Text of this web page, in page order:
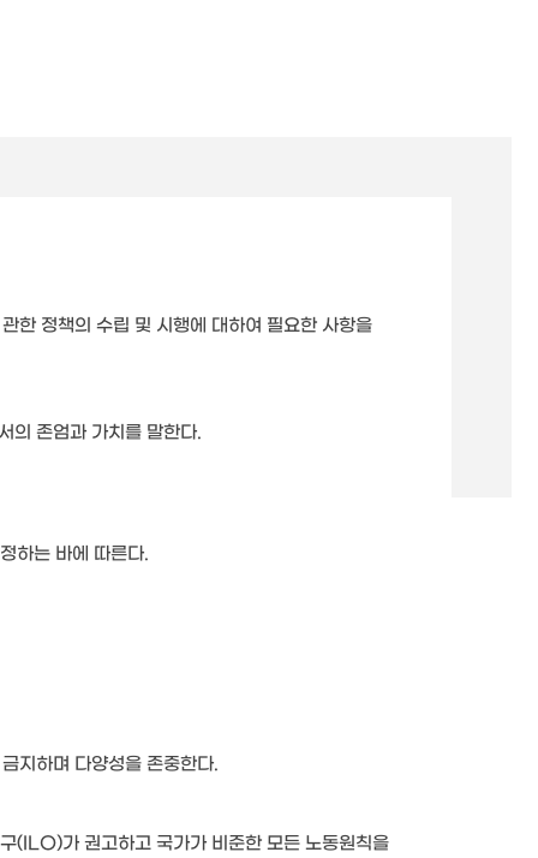
한 정책의 수립 및 시행에 대하여 필요한 사항을
의 존엄과 가치를 말한다.
하는 바에 따른다.
지하며 다양성을 존중한다.
(ILO)가 권고하고 국가가 비준한 모든 노동원칙을